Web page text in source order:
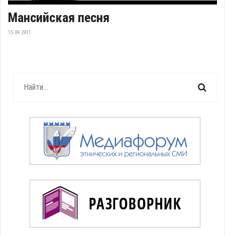
Мансийская песня
15.04.2011